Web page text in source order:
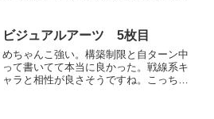
ろ。伊吹で検索かけると萃香しか出てこ
ない…(´；ω；｀)...
ビジュアルアーツ 5枚目
めちゃんこ強い。構築制限と自ターン中
って書いてて本当に良かった。戦線系キ
ャラと相性が良さそうですね。こっちも